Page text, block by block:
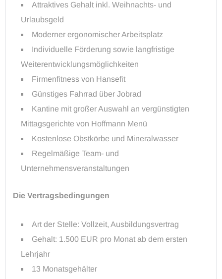
Attraktives Gehalt inkl. Weihnachts- und
Urlaubsgeld
Moderner ergonomischer Arbeitsplatz
Individuelle Förderung sowie langfristige
Weiterentwicklungsmöglichkeiten
Firmenfitness von Hansefit
Günstiges Fahrrad über Jobrad
Kantine mit großer Auswahl an vergünstigten
Mittagsgerichte von Hoffmann Menü
Kostenlose Obstkörbe und Mineralwasser
Regelmäßige Team- und
Unternehmensveranstaltungen
Die Vertragsbedingungen
Art der Stelle: Vollzeit, Ausbildungsvertrag
Gehalt: 1.500 EUR pro Monat ab dem ersten
Lehrjahr
13 Monatsgehälter